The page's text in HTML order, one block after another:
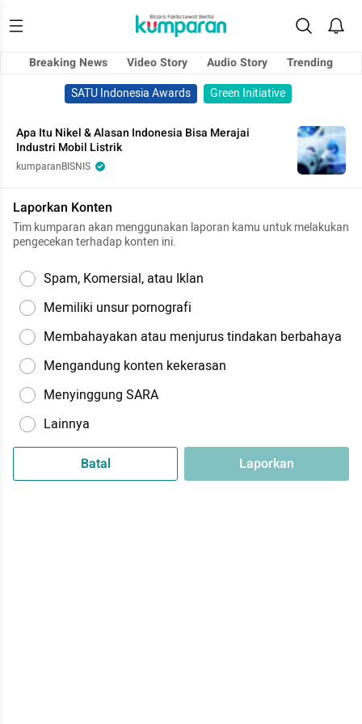
Breaking News Video Story Audio Story
Trending
SATU Indonesia Awards
Green Initiative
Apa Itu Nikel & Alasan Indonesia Bisa Merajai
Industri Mobil Listrik
kumparanBISNIS
Laporkan Konten
Tim kumparan akan menggunakan laporan kamu untuk melakukan
pengecekan terhadap konten ini.
Spam, Komersial, atau Iklan
Memiliki unsur pornografi
Membahayakan atau menjurus tindakan berbahaya
Mengandung konten kekerasan
Menyinggung SARA
Lainnya
Batal Laporkan